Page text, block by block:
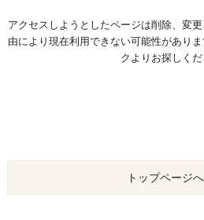
アクセスしようとしたページは削除、変
由により現在利用できない可能性があり
クよりお探しくだ
トップページ